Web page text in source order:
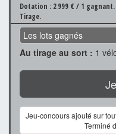
Dotation : 2 999 € / 1 gagnant.
Tirage.
Les lots gagnés
Au tirage au sort : 1
Jeu-concours ajouté sur
Terminé